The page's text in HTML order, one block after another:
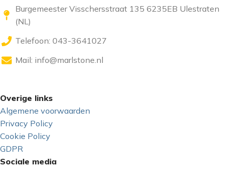
Burgemeester Visschersstraat 135 6235EB Ulestraten
(NL)
Telefoon: 043-3641027
Mail: info@marlstone.nl
Overige links
Algemene voorwaarden
Privacy Policy
Cookie Policy
GDPR
Sociale media